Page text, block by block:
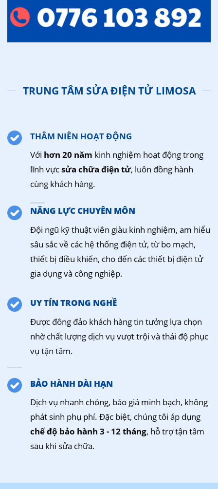
TRUNG TÂM SỬA ĐIỆN TỬ LIMOSA
THÂM NIÊN HOẠT ĐỘNG
Với hơn 20 năm kinh nghiệm hoạt động trong
lĩnh vựcsửa chữa điện tử, luôn đồng hành
cùng khách hàng.
NĂNG LỰC CHUYÊN MÔN
Đội ngũ kỹ thuật viên giàu kinh nghiệm, am hiểu
sâu sắc về các hệ thống điện tử, từ bo mạch,
thiết bị điều khiển, cho đến các thiết bị điện tử
gia dụng và công nghiệp.
UY TÍN TRONG NGHỀ
Được đông đảo khách hàng tin tưởng lựa chọn
nhờ chất lượng dịch vụ vượt trội và thái độ phục
vụ tận tâm.
BẢO HÀNH DÀI HẠN
Dịch vụ nhanh chóng, báo giá minh bạch, không
phát sinh phụ phí. Đặc biệt, chúng tôi áp dụng
chế độ bảo hành 3 - 12 tháng, hỗ trợ tận tâm
sau khi sửa chữa.